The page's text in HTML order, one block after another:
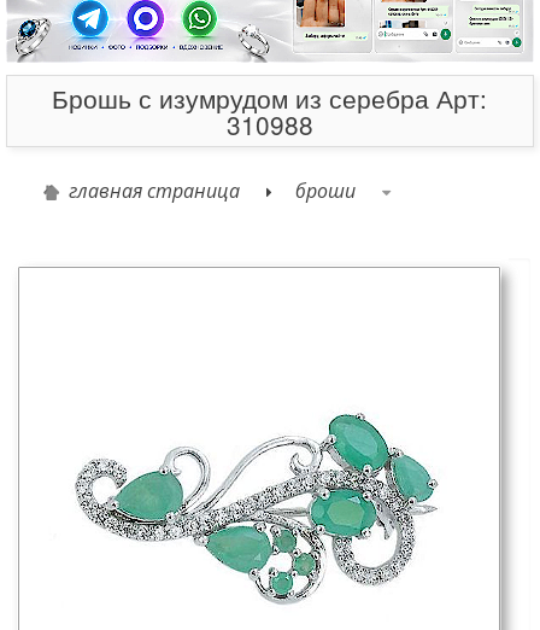
Брошь с изумрудом из серебра Арт:
310988
главная страница броши